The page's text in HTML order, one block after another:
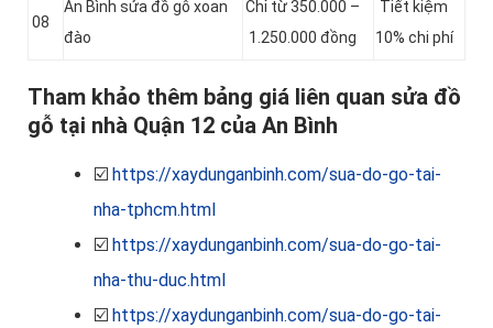
08
An Bình sửa đồ gỗ xoan
đào
Chỉ từ 350.000 –
1.250.000 đồng
Tiết kiệm
10% chi phí
Tham khảo thêm bảng giá liên quan sửa đồ
gỗ tại nhà Quận 12 của An Bình
☑️ https://xaydunganbinh.com/sua-do-go-tai-
nha-tphcm.html
☑️ https://xaydunganbinh.com/sua-do-go-tai-
nha-thu-duc.html
☑️ https://xaydunganbinh.com/sua-do-go-tai-